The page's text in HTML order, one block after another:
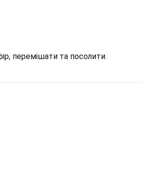
перемішати та посолити.